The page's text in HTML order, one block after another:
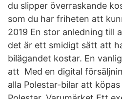
du slipper överraskande
som du har friheten att
2019 En stor anledning till
det är ett smidigt sätt att
bilägandet kostar. En
att Med en digital
alla Polestar-bilar att